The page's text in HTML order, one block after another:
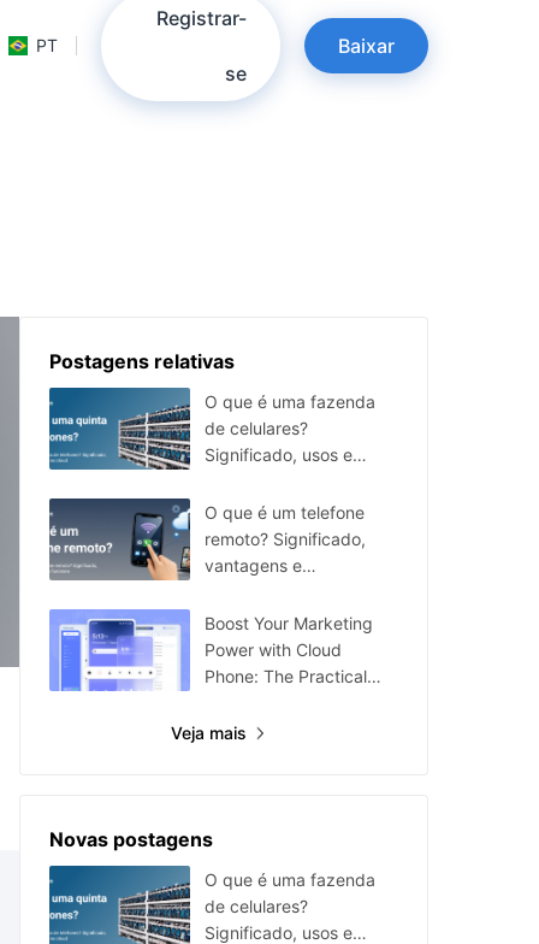
PT
Registrar-
se
Baixar
Postagens relativas
O que é uma fazenda
de celulares?
Significado, usos e
O que é um telefone
remoto? Significado,
vantagens e
Boost Your Marketing
Power with Cloud
Phone: The Practical
Management Tool
Veja mais
Novas postagens
O que é uma fazenda
de celulares?
Significado, usos e